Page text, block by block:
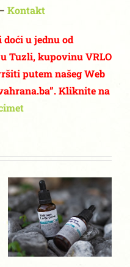
Kontakt
u jednu od
Tuzli, kupovinu VRLO
putem našeg Web
Kliknite na